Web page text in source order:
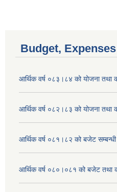
Budget,
आर्थिक वर्ष ०८३।८४ को योजना तथा
आर्थिक वर्ष ०८२।८३ को योजना तथा
आर्थिक वर्ष ०८१।८२ को बजेट सम्बन्धी
आर्थिक वर्ष ०८०।०८१ को बजेट तथा